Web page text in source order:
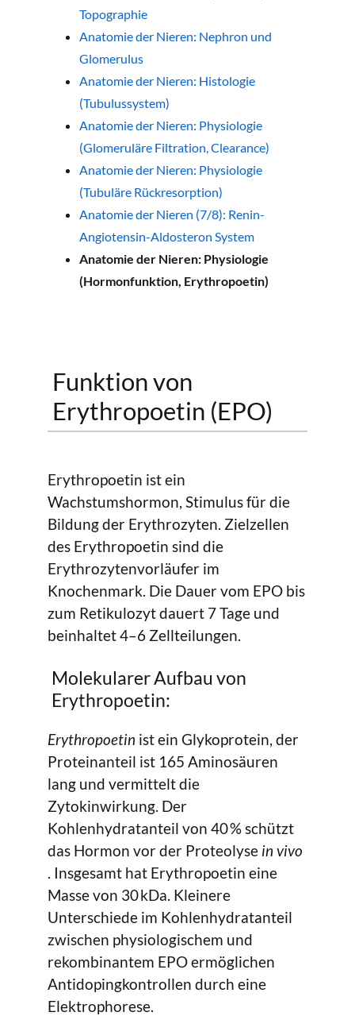
Topographie
Anatomie der Nieren: Nephron und
Glomerulus
Anatomie der Nieren: Histologie
(Tubulussystem)
Anatomie der Nieren: Physiologie
(Glomeruläre Filtration, Clearance)
Anatomie der Nieren: Physiologie
(Tubuläre Rückresorption)
Anatomie der Nieren (7/8): Renin-
Angiotensin-Aldosteron System
Anatomie der Nieren: Physiologie
(Hormonfunktion, Erythropoetin)
Funktion von
Erythropoetin (EPO)
Erythropoetin ist ein
Wachstumshormon, Stimulus für die
Bildung der Erythrozyten. Zielzellen
des Erythropoetin sind die
Erythrozytenvorläufer im
Knochenmark. Die Dauer vom EPO bis
zum Retikulozyt dauert 7 Tage und
beinhaltet 4–6 Zellteilungen.
Molekularer Aufbau von
Erythropoetin:
Erythropoetin ist ein Glykoprotein, der
Proteinanteil ist 165 Aminosäuren
lang und vermittelt die
Zytokinwirkung. Der
Kohlenhydratanteil von 40 % schützt
das Hormon vor der Proteolyse in vivo
. Insgesamt hat Erythropoetin eine
Masse von 30 kDa. Kleinere
Unterschiede im Kohlenhydratanteil
zwischen physiologischem und
rekombinantem EPO ermöglichen
Antidopingkontrollen durch eine
Elektrophorese.